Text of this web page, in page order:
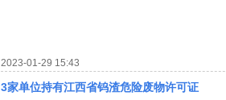
2023-01-29 15:43
3家单位持有江西省钨渣危险废物许可证